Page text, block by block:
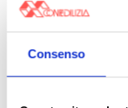
Consenso
〉 Area